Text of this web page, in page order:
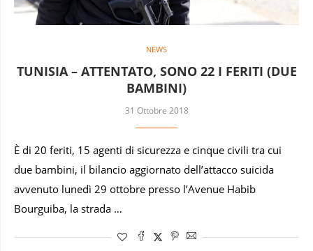
NEWS
TUNISIA – ATTENTATO, SONO 22 I FERITI (DUE
BAMBINI)
31 Ottobre 2018
È di 20 feriti, 15 agenti di sicurezza e cinque civili tra cui
due bambini, il bilancio aggiornato dell’attacco suicida
avvenuto lunedì 29 ottobre presso l’Avenue Habib
Bourguiba, la strada …